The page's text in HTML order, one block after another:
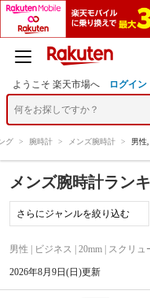
ようこそ 楽天市場へ ログイン
グ > 腕時計 > メンズ腕時計 > 男性
メンズ腕時計ラン
男性 | ビジネス | 20mm | スクリュ
2026年8月9日(日)更新